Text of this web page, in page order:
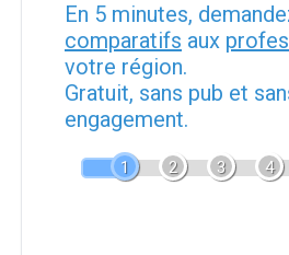
En 5 minutes,
comparatifs aux
votre région.
Gratuit, sans pub et
engagement.
1 2 3 4